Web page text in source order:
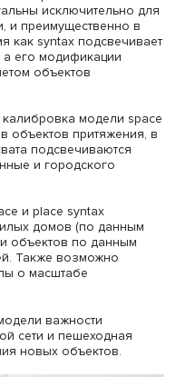
состав с разными
дальше
пассажиров между
дублирования в
Исследование
на каждый
приходится от 3,4
дублирование,
из 300. Качество и
транспортный
конфликтных
разрывов в
сегменте плохо,
с
Борисов.